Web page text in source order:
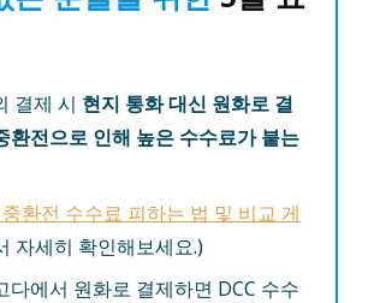
결제 시 현지 통화 대신 원화로 결
환전으로 인해 높은 수수료가 붙는
환전 수수료 피하는 법 및 비교 게
자세히 확인해보세요.)
다에서 원화로 결제하면 DCC 수수